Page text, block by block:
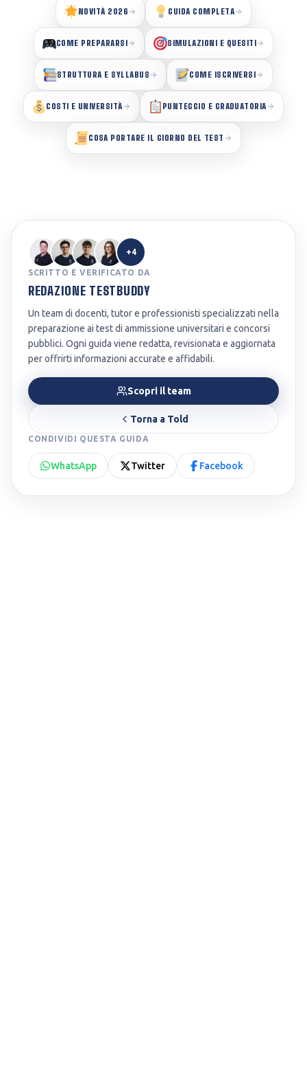
NOVITÀ 2026 GUIDA COMPLETA
COME PREPARARSI SIMULAZIONI E QUESITI
STRUTTURA E SYLLABUS COME ISCRIVERSI
COSTI E UNIVERSITÀ PUNTEGGIO E GRADUATORIA
COSA PORTARE IL GIORNO DEL TEST
+4
SCRITTO E VERIFICATO DA
REDAZIONE TESTBUDDY
Un team di docenti, tutor e professionisti specializzati nella
preparazione ai test di ammissione universitari e concorsi
pubblici. Ogni guida viene redatta, revisionata e aggiornata
per offrirti informazioni accurate e affidabili.
Scopri il team
Torna a Told
CONDIVIDI QUESTA GUIDA
WhatsApp Twitter Facebook